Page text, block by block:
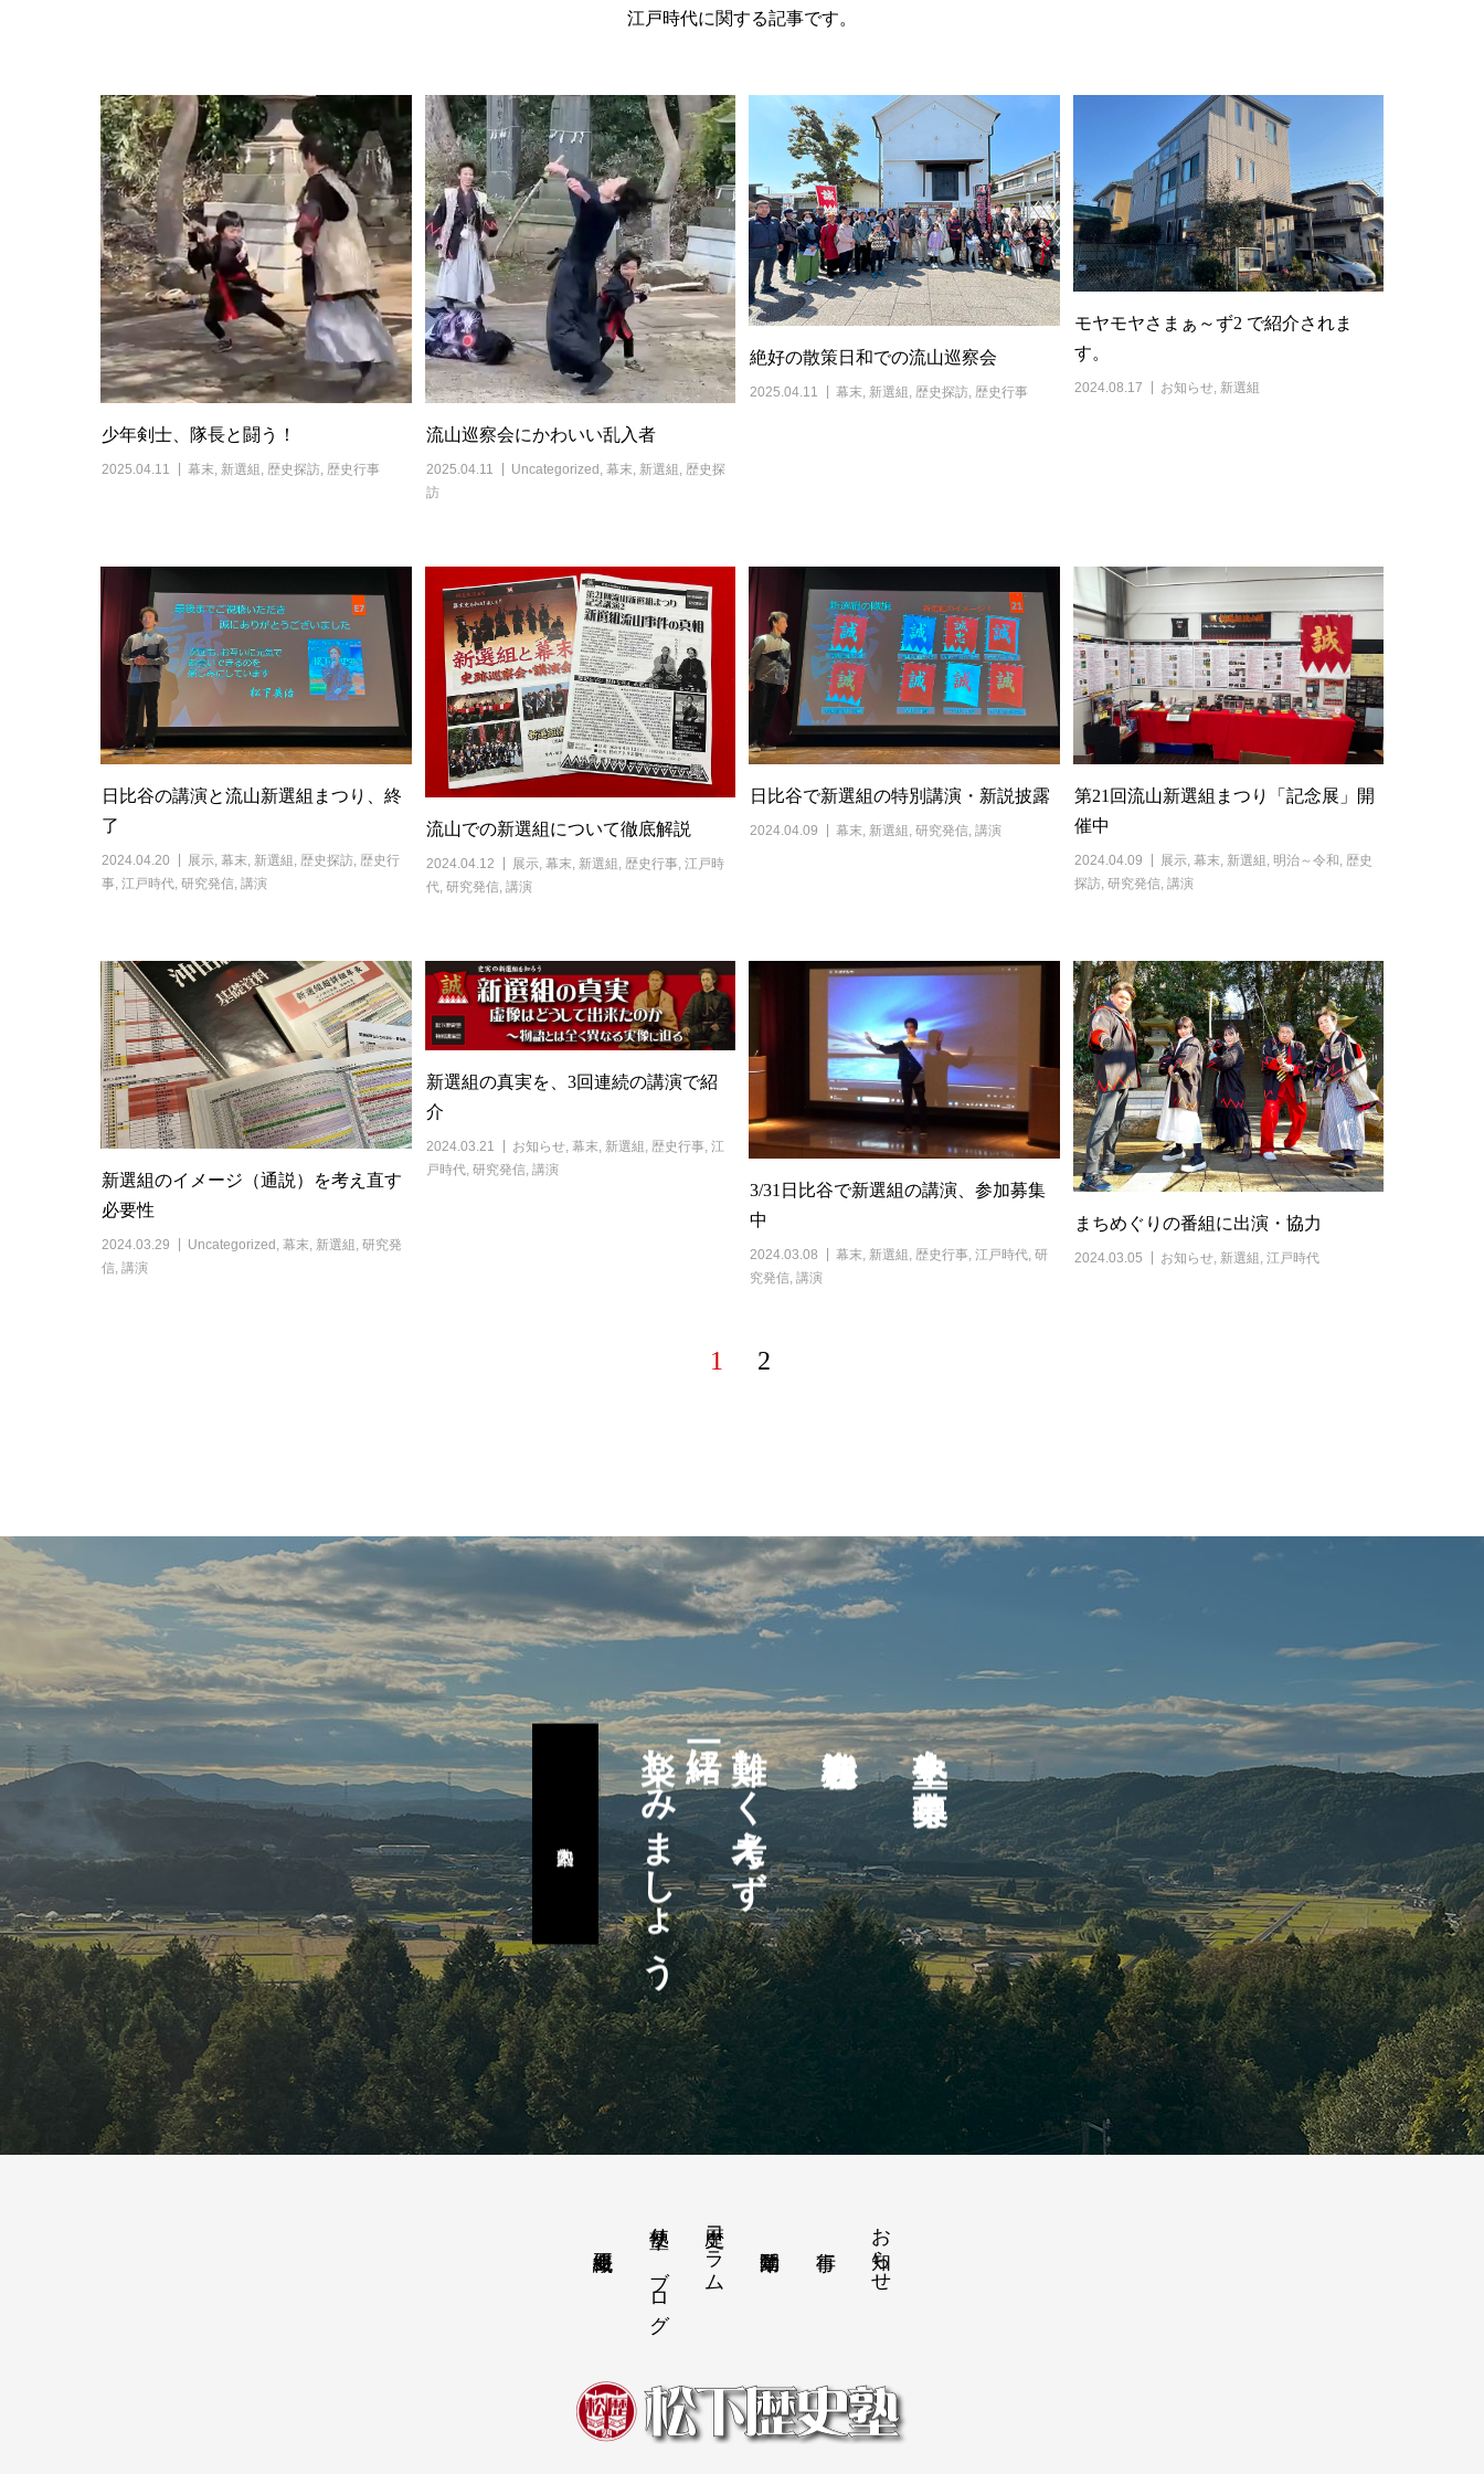
江戸時代に関する記事です。
少年剣士、隊長と闘う！
2025.04.11 幕末, 新選組 , 歴史探訪, 歴史行事
流山巡察会にかわいい乱入者
2025.04.11 Uncategorized , 幕末, 新選組 , 歴史探
訪
絶好の散策日和での流山巡察会
2025.04.11 幕末 新選組 歴史探訪 歴史行事
モヤモヤさまぁ～ず2 で紹介されま
す。
2024.08.17 お知らせ, 新選組
日比谷の講演と流山新選組まつり、終
了
2024.04.20 展示 幕末 新選組 歴史探訪 歴史行
事 江戸時代 研究発信 講演
流山での新選組について徹底解説
2024.04.12 展示, 幕末, 新選組 , 歴史行事, 江戸時
代, 研究発信, 講演
日比谷で新選組の特別講演・新説披露
2024.04.09 幕末 新選組 研究発信 講演
第21回流山新選組まつり「記念展」開
催中
2024.04.09 展示, 幕末 新選組 明治～令和 歴史
探訪, 研究発信, 講演
新選組のイメージ（通説）を考え直す
必要性
2024.03.29 Uncategorized , 幕末, 新選組 , 研究発
信, 講演
新選組の真実を、3回連続の講演で紹
介
2024.03.21 お知らせ 幕末 新選組 歴史行事, 江
戸時代 研究発信, 講演
3/31日比谷で新選組の講演、参加募集
中
2024.03.08 幕末 新選組 歴史行事 江戸時代 研
究発信 講演
まちめぐりの番組に出演・協力
2024.03.05 お知らせ, 新選組 , 江戸時代
1 2
塾生を募集中
難しく考えず
一緒に
楽しみましょう
お知らせ
歴史コラム
塾便り－ブログ